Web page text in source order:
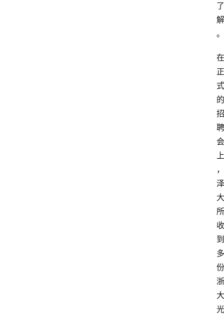
了
解
。
在
正
式
的
招
聘
会
上
，
泽
大
所
收
到
多
份
浙
大
光